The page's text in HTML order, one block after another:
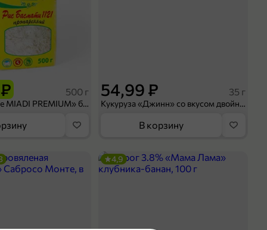
500 г
Рис «TaMashAe MIADI PREMIUM» басмати пропаренный, 500 г
54,99 ₽ 35 г
Кукуруза «Джинн» со вкусом двойного сыра и чили, 35 г
В корзину
4,9